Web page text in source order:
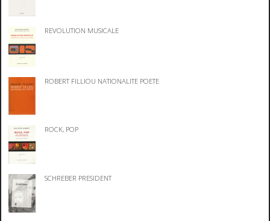
REVOLUTION MUSICALE
ROBERT FILLIOU NATIONALITE POETE
ROCK, POP
SCHREBER PRESIDENT